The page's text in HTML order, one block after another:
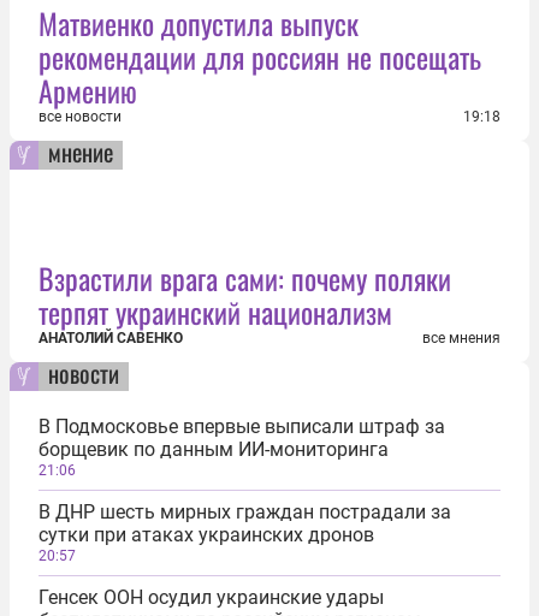
Матвиенко допустила выпуск
рекомендации для россиян не посещать
Армению
все новости 19:18
мнение
Взрастили врага сами: почему поляки
терпят украинский национализм
АНАТОЛИЙ САВЕНКО все мнения
новости
В Подмосковье впервые выписали штраф за
борщевик по данным ИИ-мониторинга
21:06
В ДНР шесть мирных граждан пострадали за
сутки при атаках украинских дронов
20:57
Генсек ООН осудил украинские удары